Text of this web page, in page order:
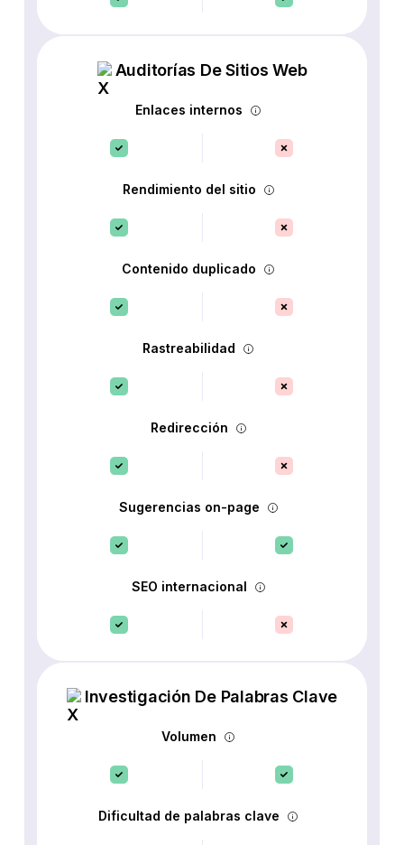
Auditorías De Sitios Web
Enlaces internos
Rendimiento del sitio
Contenido duplicado
Rastreabilidad
Redirección
Sugerencias on-page
SEO internacional
Investigación De Palabras Clave
Volumen
Dificultad de palabras clave